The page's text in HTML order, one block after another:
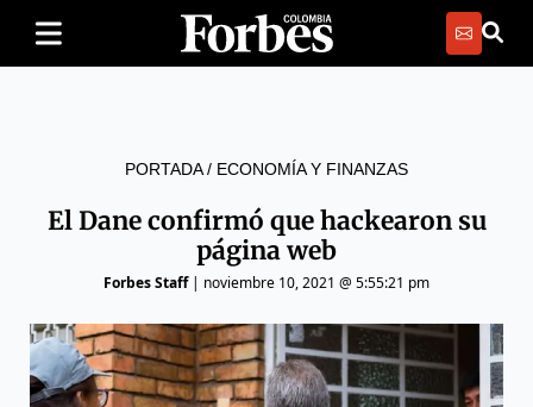
PORTADA/ ECONOMÍA Y FINANZAS
El Dane confirmó que hackearon su
página web
Forbes Staff| noviembre 10, 2021 @ 5:55:21 pm